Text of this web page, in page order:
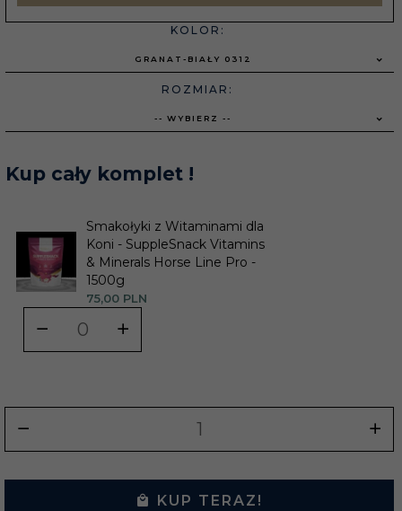
KOLOR:
GRANAT-BIAŁY 0312
ROZMIAR:
-- WYBIERZ --
Kup cały komplet !
Smakołyki z Witaminami dla
Koni - SuppleSnack Vitamins
& Minerals Horse Line Pro -
1500g
75,00 PLN
KUP TERAZ!